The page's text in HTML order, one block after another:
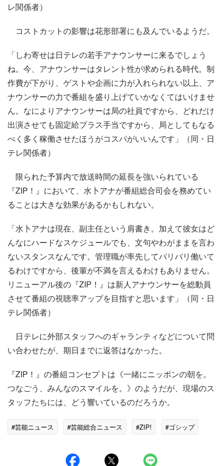
レ関係者）
コストカットの影響は花形部署にも及んでいるようだ。
「しわ寄せは日テレの若手アナウンサーに来るでしょう
ね。今、アナウンサーはタレント性が求められる時代。制
作費が下がり、ゲストや企画に力が入れられない以上、ア
ナウンサーの力で番組を盛り上げていかなくてはいけませ
ん。なによりアナウンサーは局の社員ですから、どれだけ
出演させても固定給プラス手当ですから、局としてもなる
べく多く稼働させたほうがコスパがいいんです」（同・日
テレ関係者）
限られた予算内で放送時間の延長を強いられている
『ZIP！』において、水卜アナが番組総合司会を務めてい
ることは大きな効果があるかもしれない。
「水卜アナは現在、副主任という肩書き。加えて彼女はど
んなにハードなスケジュールでも、文句やわがままを言わ
ないスタンスなんです。管理職が率先してバリバリ働いて
るわけですから、後輩が不満を言えるわけもありません。
リニューアル後の『ZIP！』は新人アナウンサーを総動員
させて番組の視聴率アップを目指すと思います」（同・日
テレ関係者）
日テレに外部スタッフへのギャランティなどについて問
い合わせたが、期日までに返答はなかった。
『ZIP！』の番組コンセプトは《一緒にニッポンの朝を。
つなごう、みんなのスマイルを。》のようだが、現場のス
タッフたちには、どう響いているのだろうか。
#芸能ニュース #芸能総合ニュース #ZIP! #ゴシップ